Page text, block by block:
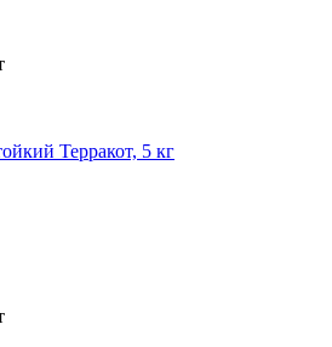
Терракот, 5 кг